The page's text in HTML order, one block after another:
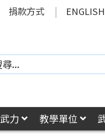
捐款方式 ENGLISH
力 教學單位